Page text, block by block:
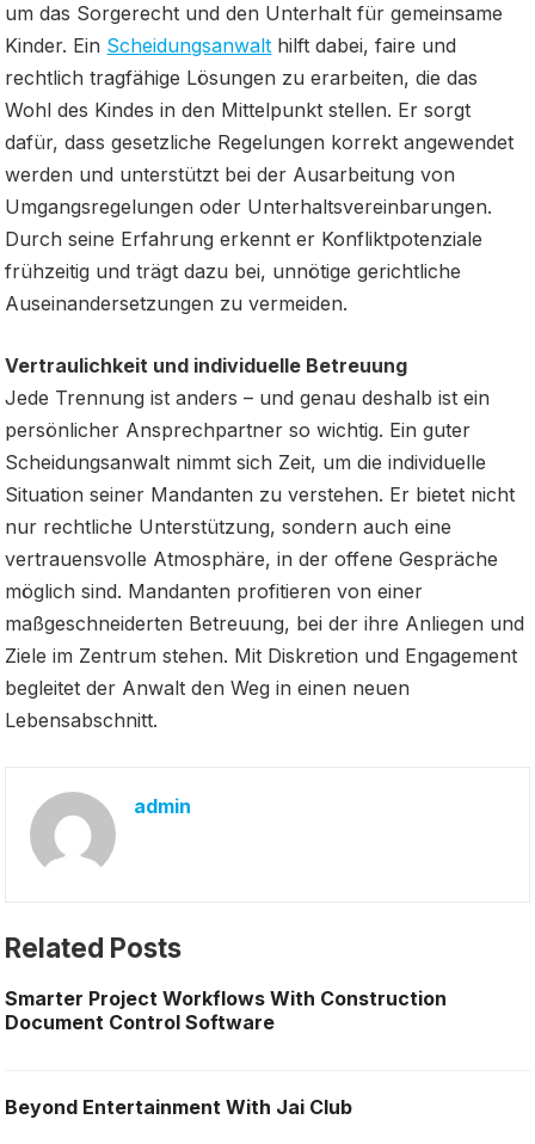
um das Sorgerecht und den Unterhalt für gemeinsame
Kinder. Ein Scheidungsanwalt hilft dabei, faire und
rechtlich tragfähige Lösungen zu erarbeiten, die das
Wohl des Kindes in den Mittelpunkt stellen. Er sorgt
dafür, dass gesetzliche Regelungen korrekt angewendet
werden und unterstützt bei der Ausarbeitung von
Umgangsregelungen oder Unterhaltsvereinbarungen.
Durch seine Erfahrung erkennt er Konfliktpotenziale
frühzeitig und trägt dazu bei, unnötige gerichtliche
Auseinandersetzungen zu vermeiden.
Vertraulichkeit und individuelle Betreuung
Jede Trennung ist anders – und genau deshalb ist ein
persönlicher Ansprechpartner so wichtig. Ein guter
Scheidungsanwalt nimmt sich Zeit, um die individuelle
Situation seiner Mandanten zu verstehen. Er bietet nicht
nur rechtliche Unterstützung, sondern auch eine
vertrauensvolle Atmosphäre, in der offene Gespräche
möglich sind. Mandanten profitieren von einer
maßgeschneiderten Betreuung, bei der ihre Anliegen und
Ziele im Zentrum stehen. Mit Diskretion und Engagement
begleitet der Anwalt den Weg in einen neuen
Lebensabschnitt.
admin
Related Posts
Smarter Project Workflows With Construction
Document Control Software
Beyond Entertainment With Jai Club